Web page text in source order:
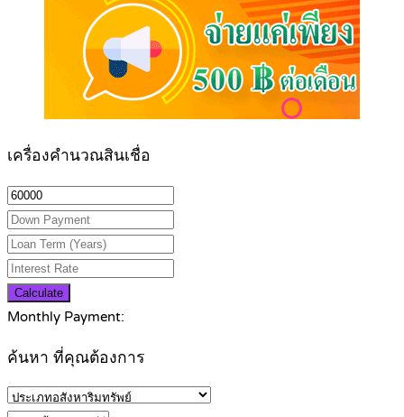
เครื่องคำนวณสินเชื่อ
Calculate
Monthly Payment:
ค้นหา ที่คุณต้องการ